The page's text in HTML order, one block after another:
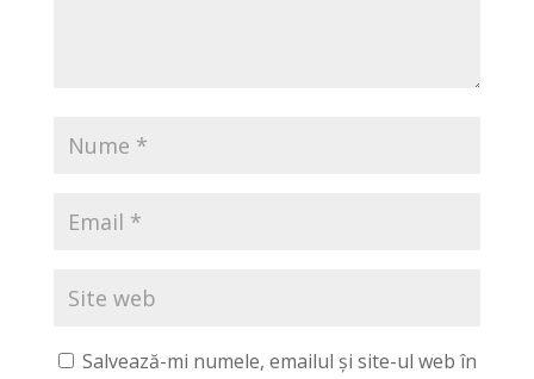
Salvează-mi numele, emailul și site-ul web în